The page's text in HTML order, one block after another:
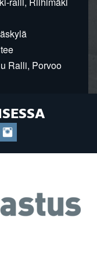
Ralli, Porvoo